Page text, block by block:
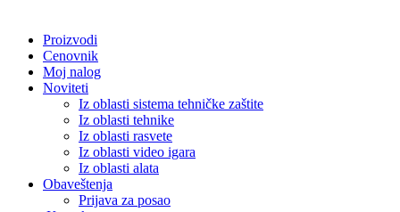
Proizvodi
Cenovnik
Moj nalog
Noviteti
Iz oblasti sistema tehničke zaštite
Iz oblasti tehnike
Iz oblasti rasvete
Iz oblasti video igara
Iz oblasti alata
Obaveštenja
Prijava za posao